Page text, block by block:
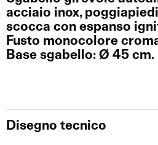
acciaio inox,
scocca con espanso
Fusto monocolore
Base sgabello: Ø 45 cm.
Disegno tecnico